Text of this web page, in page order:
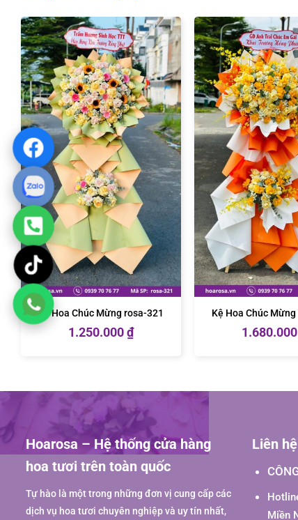
Kệ Hoa Chúc Mừng rosa-321
1.250.000₫
Kệ Hoa Chúc
Hoarosa – Hệ thống cửa hàng
hoa tươi trên toàn quốc
Tự hào là một trong những đơn vị cung cấp các
dịch vụ hoa tươi chuyên nghiệp và uy tín nhất,
Liên hệ
Miền